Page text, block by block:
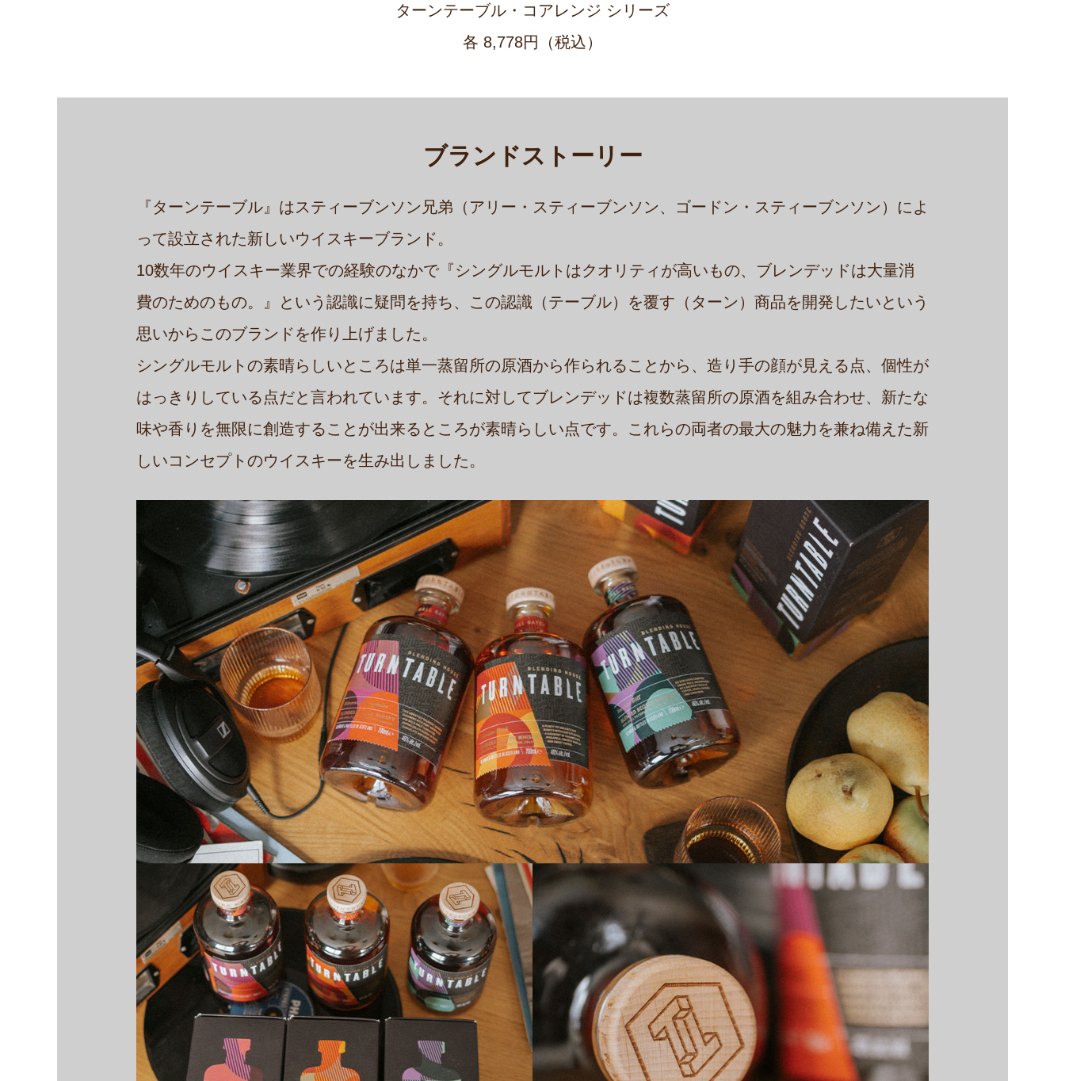
ターンテーブル・コアレンジ シリーズ
各 8,778円（税込）
ブランドストーリー
『ターンテーブル』はスティーブンソン兄弟（アリー・スティーブンソン、ゴードン・スティーブンソン）によ
って設立された新しいウイスキーブランド。
10数年のウイスキー業界での経験のなかで『シングルモルトはクオリティが高いもの、ブレンデッドは大量消
費のためのもの。』という認識に疑問を持ち、この認識（テーブル）を覆す（ターン）商品を開発したいという
思いからこのブランドを作り上げました。
シングルモルトの素晴らしいところは単一蒸留所の原酒から作られることから、造り手の顔が見える点、個性が
はっきりしている点だと言われています。それに対してブレンデッドは複数蒸留所の原酒を組み合わせ、新たな
味や香りを無限に創造することが出来るところが素晴らしい点です。これらの両者の最大の魅力を兼ね備えた新
しいコンセプトのウイスキーを生み出しました。